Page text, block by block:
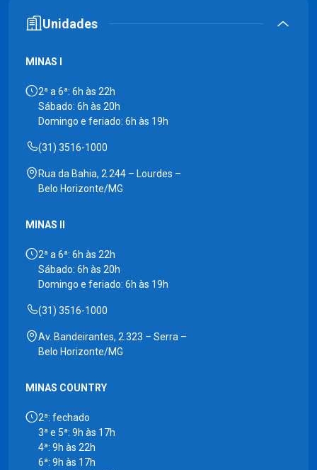
Unidades
MINAS I
2ª a 6ª: 6h às 22h
Sábado: 6h às 20h
Domingo e feriado: 6h às 19h
(31) 3516-1000
Rua da Bahia, 2.244 – Lourdes –
Belo Horizonte/MG
MINAS II
2ª a 6ª: 6h às 22h
Sábado: 6h às 20h
Domingo e feriado: 6h às 19h
(31) 3516-1000
Av. Bandeirantes, 2.323 – Serra –
Belo Horizonte/MG
MINAS COUNTRY
2ª: fechado
3ª e 5ª: 9h às 17h
4ª: 9h às 22h
6ª: 9h às 17h